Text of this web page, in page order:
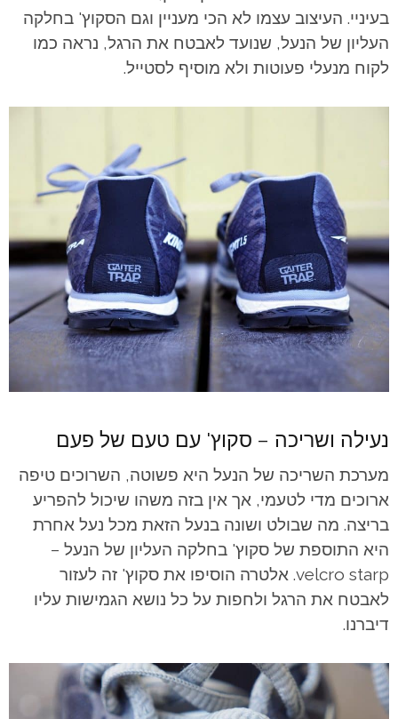
בעיניי. העיצוב עצמו לא הכי מעניין וגם הסקוץ' בחלקה
העליון של הנעל, שנועד לאבטח את הרגל, נראה כמו
לקוח מנעלי פעוטות ולא מוסיף לסטייל.
נעילה ושריכה – סקוץ' עם טעם של פעם
מערכת השריכה של הנעל היא פשוטה, השרוכים טיפה
ארוכים מדי לטעמי, אך אין בזה משהו שיכול להפריע
בריצה. מה שבולט ושונה בנעל הזאת מכל נעל אחרת
היא התוספת של סקוץ' בחלקה העליון של הנעל –
velcro starp. אלטרה הוסיפו את סקוץ' זה לעזור
לאבטח את הרגל ולחפות על כל נושא הגמישות עליו
דיברנו.